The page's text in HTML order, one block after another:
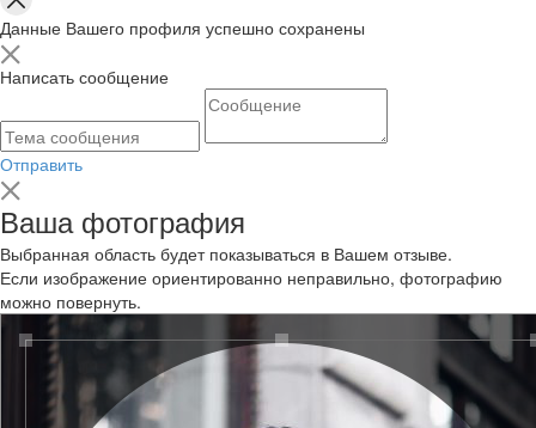
Данные Вашего профиля успешно сохранены
Написать сообщение
Отправить
Ваша фотография
Выбранная область будет показываться в Вашем отзыве.
Если изображение ориентированно неправильно, фотографию
можно повернуть.